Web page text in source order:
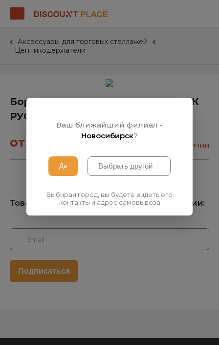
Аксессуары для торговых стеллажей
Ценникодержатели
Борт-ценник L=125 см (желтый) СК
РУСЬ
от 31₽ нет в наличии
Товара нет на складе, узнать о поступлении:
Ваш ближайший филиал -
Новосибирск?
Выбирая город, вы будете видеть его
контакты и адрес самовывоза